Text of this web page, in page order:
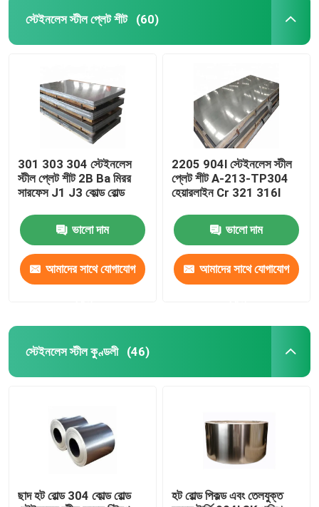
স্টেইনলেস স্টীল প্লেট শীট (60)
301 303 304 স্টেইনলেস
স্টীল প্লেট শীট 2B Ba মিরর
সারফেস J1 J3 কোল্ড রোল্ড
ভালো দাম
আমাদের সাথে যোগাযোগ
2205 904l স্টেইনলেস স্টীল
প্লেট শীট A-213-TP304
হেয়ারলাইন Cr 321 316l
ভালো দাম
আমাদের সাথে যোগাযোগ
স্টেইনলেস স্টীল কুণ্ডলী (46)
ছাদ হট রোল্ড 304 কোল্ড রোল্ড
হট রোল্ড পিকল্ড এবং তেলযুক্ত